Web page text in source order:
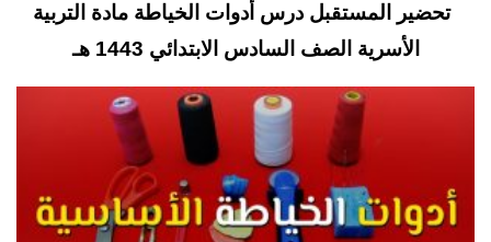
تحضير المستقبل درس أدوات الخياطة مادة التربية
الأسرية الصف السادس الابتدائي 1443 هـ